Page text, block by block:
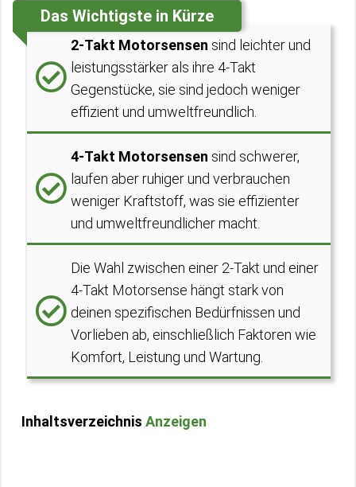
Das Wichtigste in Kürze
2-Takt Motorsensen sind leichter und
leistungsstärker als ihre 4-Takt
Gegenstücke, sie sind jedoch weniger
effizient und umweltfreundlich.
4-Takt Motorsensen sind schwerer,
laufen aber ruhiger und verbrauchen
weniger Kraftstoff, was sie effizienter
und umweltfreundlicher macht.
Die Wahl zwischen einer 2-Takt und einer
4-Takt Motorsense hängt stark von
deinen spezifischen Bedürfnissen und
Vorlieben ab, einschließlich Faktoren wie
Komfort, Leistung und Wartung.
Inhaltsverzeichnis Anzeigen